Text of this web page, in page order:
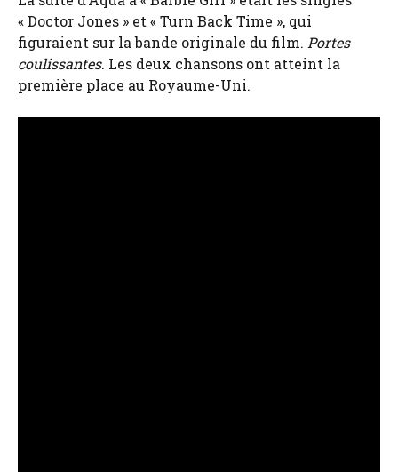
« Doctor Jones » et « Turn Back Time », qui
figuraient sur la bande originale du film. Portes
coulissantes. Les deux chansons ont atteint la
première place au Royaume-Uni.